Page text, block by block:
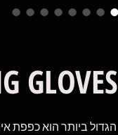
GLOVES